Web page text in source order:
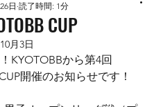
CUP
日 読了時間: 1分
月3日
KYOTOBBから第4回
開催のお知らせです！